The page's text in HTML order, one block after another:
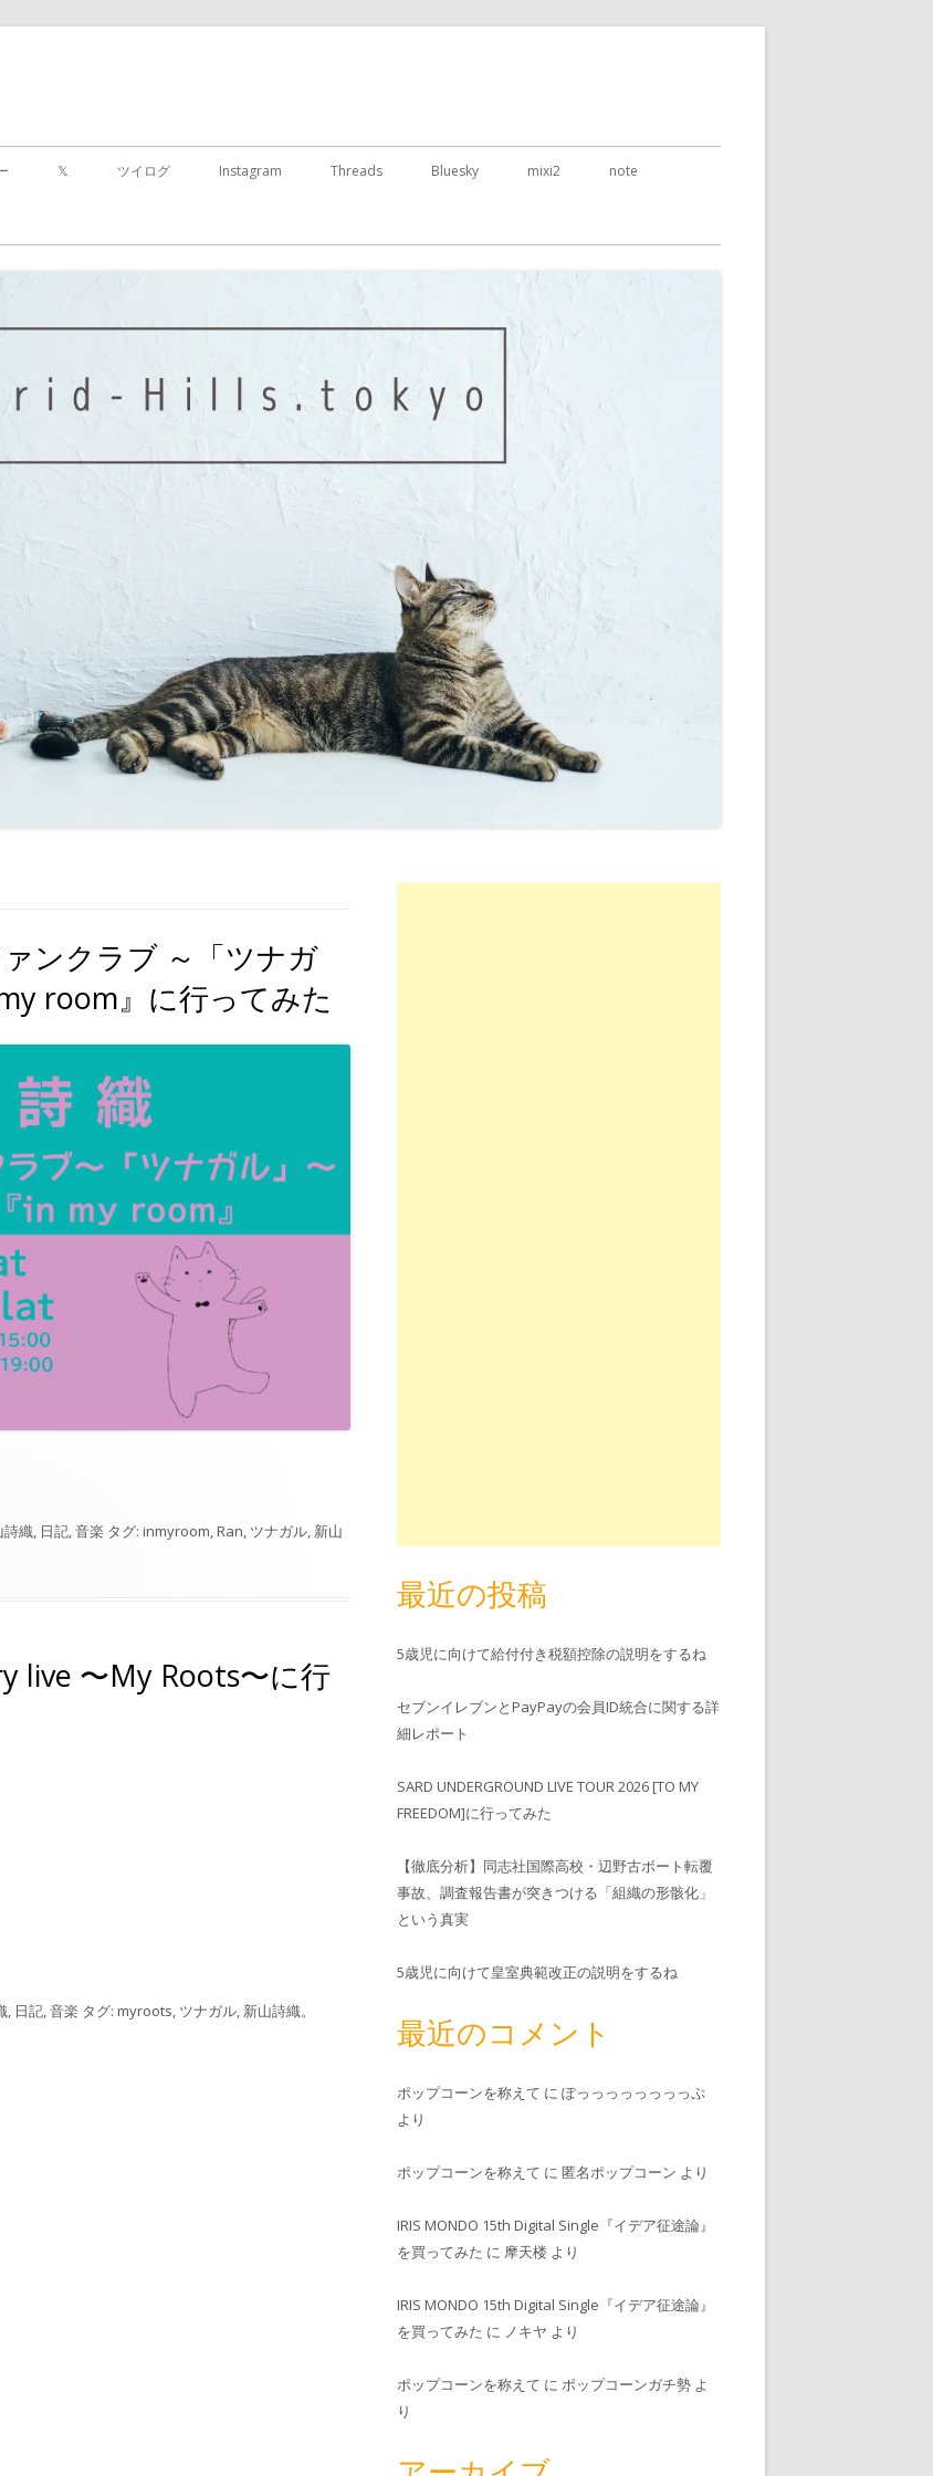
コ
移
𝕏 ツイログ Instagram Threads Bluesky mixi2 note
ンクラブ ～「ツナガ
room』に行ってみた
詩織, 日記,音楽 タグ: inmyroom,Ran, ツナガル, 新山
live 〜My Roots〜に行
, 日記,音楽 タグ: myroots, ツナガル, 新山詩織。
最近の投稿
5歳児に向けて給付付き税額控除の説明をするね
セブンイレブンとPayPayの会員ID統合に関する詳
細レポート
SARD UNDERGROUND LIVE TOUR 2026 [TO MY
FREEDOM]に行ってみた
【徹底分析】同志社国際高校・辺野古ボート転覆
事故、調査報告書が突きつける「組織の形骸化」
という真実
5歳児に向けて皇室典範改正の説明をするね
最近のコメント
ポップコーンを称えて にぽっっっっっっっっぷ
より
ポップコーンを称えて に匿名ポップコーン より
IRIS MONDO 15th Digital Single『イデア征途論』
を買ってみた に 摩天楼 より
IRIS MONDO 15th Digital Single『イデア征途論』
を買ってみた に ノキヤ より
ポップコーンを称えて に ポップコーンガチ勢 よ
り